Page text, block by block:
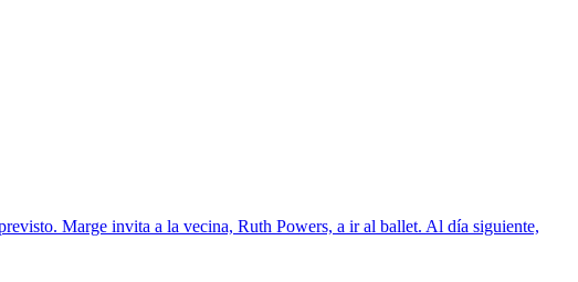
Marge invita a la vecina, Ruth Powers, a ir al ballet. Al día siguiente,